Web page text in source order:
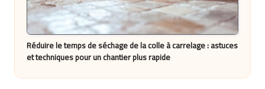
Réduire le temps de séchage de la colle à carrelage : astuces
et techniques pour un chantier plus rapide